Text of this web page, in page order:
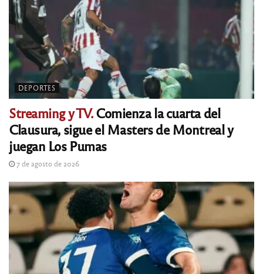
DEPORTES
Streaming y TV.Comienza la cuarta del
Clausura, sigue el Masters de Montreal y
juegan Los Pumas
7 de agosto de 2026